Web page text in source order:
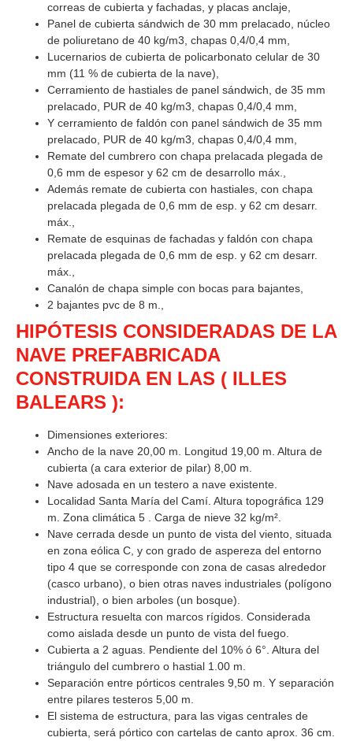
correas de cubierta y fachadas, y placas anclaje,
Panel de cubierta sándwich de 30 mm prelacado, núcleo
de poliuretano de 40 kg/m3, chapas 0,4/0,4 mm,
Lucernarios de cubierta de policarbonato celular de 30
mm (11 % de cubierta de la nave),
Cerramiento de hastiales de panel sándwich, de 35 mm
prelacado, PUR de 40 kg/m3, chapas 0,4/0,4 mm,
Y cerramiento de faldón con panel sándwich de 35 mm
prelacado, PUR de 40 kg/m3, chapas 0,4/0,4 mm,
Remate del cumbrero con chapa prelacada plegada de
0,6 mm de espesor y 62 cm de desarrollo máx.,
Además remate de cubierta con hastiales, con chapa
prelacada plegada de 0,6 mm de esp. y 62 cm desarr.
máx.,
Remate de esquinas de fachadas y faldón con chapa
prelacada plegada de 0,6 mm de esp. y 62 cm desarr.
máx.,
Canalón de chapa simple con bocas para bajantes,
2 bajantes pvc de 8 m.,
HIPÓTESIS CONSIDERADAS DE LA
NAVE PREFABRICADA
CONSTRUIDA EN LAS ( ILLES
BALEARS ):
Dimensiones exteriores:
Ancho de la nave 20,00 m. Longitud 19,00 m. Altura de
cubierta (a cara exterior de pilar) 8,00 m.
Nave adosada en un testero a nave existente.
Localidad Santa María del Camí. Altura topográfica 129
m. Zona climática 5 . Carga de nieve 32 kg/m².
Nave cerrada desde un punto de vista del viento, situada
en zona eólica C, y con grado de aspereza del entorno
tipo 4 que se corresponde con zona de casas alrededor
(casco urbano), o bien otras naves industriales (polígono
industrial), o bien arboles (un bosque).
Estructura resuelta con marcos rígidos. Considerada
como aislada desde un punto de vista del fuego.
Cubierta a 2 aguas. Pendiente del 10% ó 6°. Altura del
triángulo del cumbrero o hastial 1.00 m.
Separación entre pórticos centrales 9,50 m. Y separación
entre pilares testeros 5,00 m.
El sistema de estructura, para las vigas centrales de
cubierta, será pórtico con cartelas de canto aprox. 36 cm.